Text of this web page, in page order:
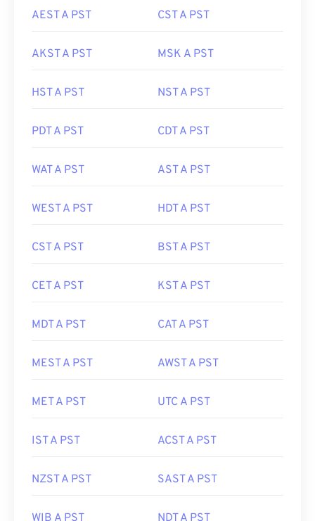
AEST A PST CST A PST
AKST A PST MSK A PST
HST A PST NST A PST
PDT A PST CDT A PST
WAT A PST AST A PST
WEST A PST HDT A PST
CST A PST BST A PST
CET A PST KST A PST
MDT A PST CAT A PST
MEST A PST AWST A PST
MET A PST UTC A PST
IST A PST ACST A PST
NZST A PST SAST A PST
WIB A PST NDT A PST